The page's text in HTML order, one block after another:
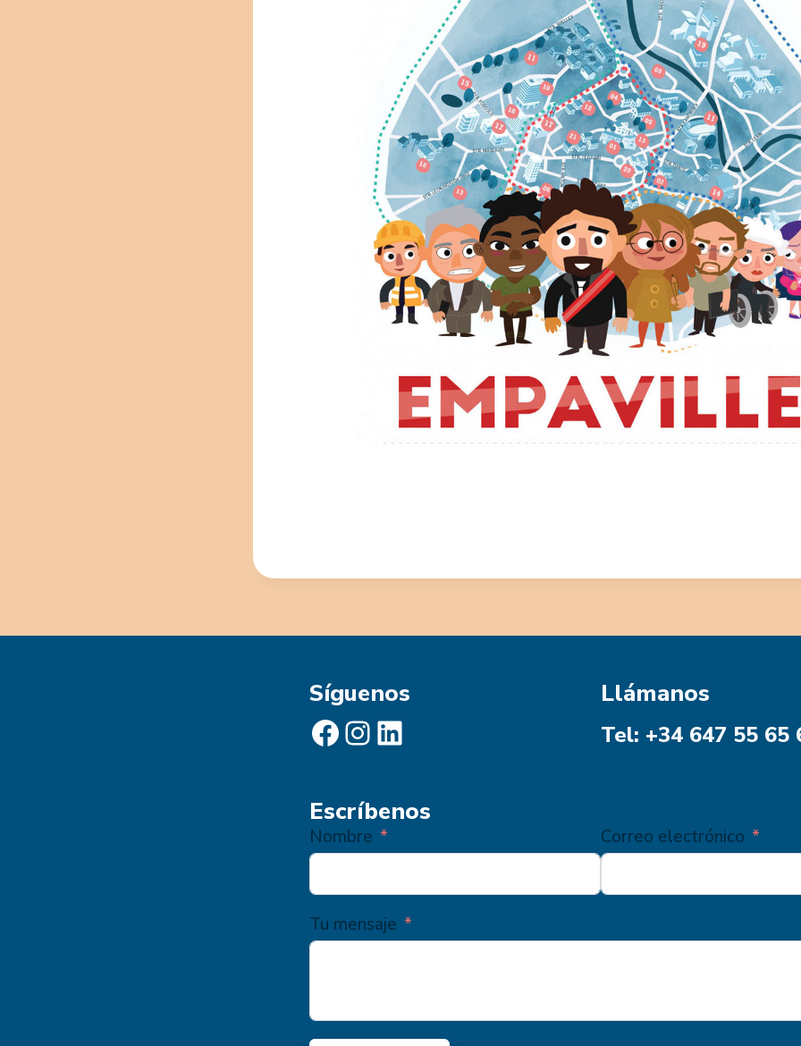
Síguenos
Facebook Instagram LinkedIn
Llámanos
Tel: +34 647 55 65
Escríbenos
Nombre Correo electrónico
Tu mensaje